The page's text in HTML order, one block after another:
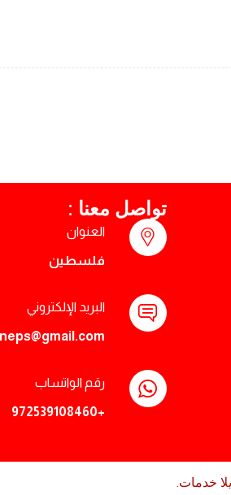
تواصل معنا :
العنوان
فلسطين
البريد الإلكتروني
رقم الواتساب
+972539108460